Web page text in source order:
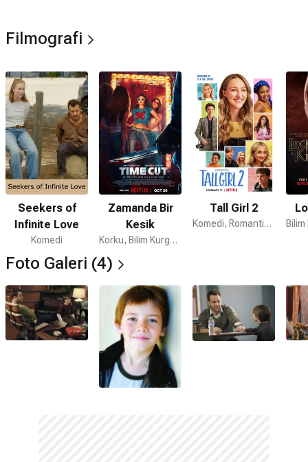
Filmografi
Seekers of
Infinite Love
Komedi
Zamanda Bir
Kesik
Korku, Bilim Kurgu, Gerilim
Tall Girl 2
Komedi, Romantik, Dram
Foto Galeri (4)